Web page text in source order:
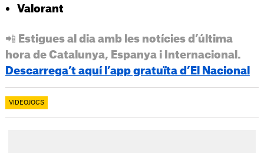
Valorant
📲 Estigues al dia amb les notícies d’última
hora de Catalunya, Espanya i Internacional.
Descarrega’t aquí l’app gratuïta d’El Nacional
VIDEOJOCS